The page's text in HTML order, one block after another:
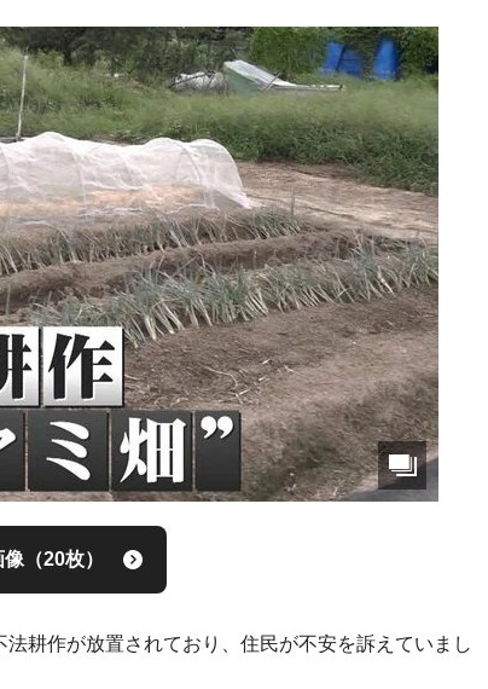
（20枚）
耕作が放置されており、住民が不安を訴えていまし